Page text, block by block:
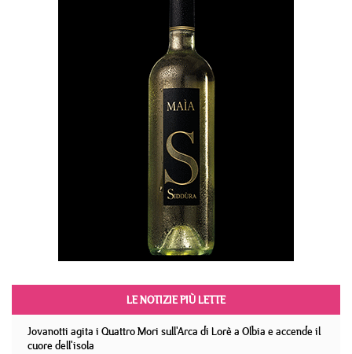
LE NOTIZIE PIÙ LETTE
Jovanotti agita i Quattro Mori sull'Arca di Lorè a Olbia e accende il
cuore dell'isola